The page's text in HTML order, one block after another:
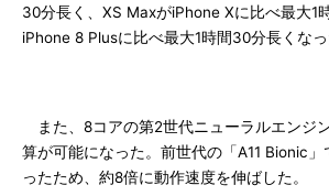
30分長く、XS MaxがiPhone Xに比べ最大1
iPhone 8 Plusに比べ最大1時間30分長くなっ
また、8コアの第2世代ニューラルエンジ
算が可能になった。前世代の「A11 Bionic
ったため、約8倍に動作速度を伸ばした。